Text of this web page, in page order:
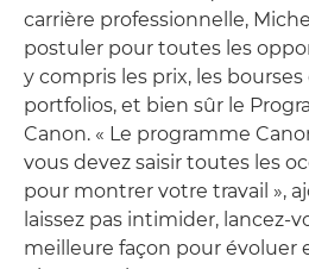
carrière professionnelle,
postuler pour toutes les
y compris les prix, les
portfolios, et bien sûr le
Canon. « Le programme
vous devez saisir toutes les
pour montrer votre travail »,
laissez pas intimider, lancez-
meilleure façon pour évoluer